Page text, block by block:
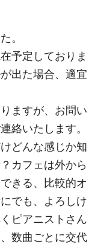
。
予定しておりま
出た場合、適宜
ますが、お問い
絡いたします。
どんな感じか知
カフェは外から
きる、比較的オ
でも、よろしけ
ピアニストさん
数曲ごとに交代